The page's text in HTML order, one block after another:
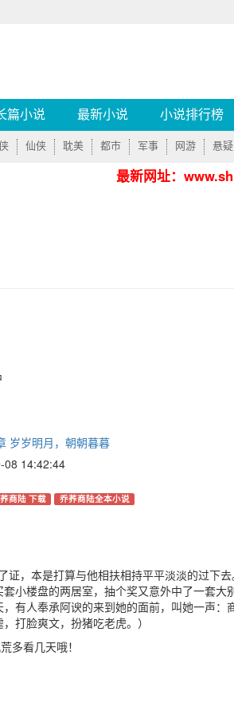
篇小说 最新小说 小说排行榜
仙侠 耽美 都市 军事 网游 悬疑
最新网址：
岁岁明月，朝朝暮暮
08 14:42:44
商陆 下载 乔荞商陆全本小说
证，本是打算与他相扶相持平平淡淡的过下
小楼盘的两居室，抽个奖又意外中了一套大
有人奉承阿谀的来到她的面前，叫她一声：
打脸爽文，扮猪吃老虎。）
多看几天哦！